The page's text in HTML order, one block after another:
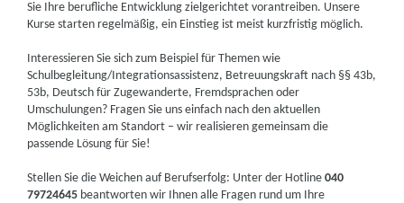
Sie Ihre berufliche Entwicklung zielgerichtet vorantreiben. Unsere
Kurse starten regelmäßig, ein Einstieg ist meist kurzfristig möglich.
Interessieren Sie sich zum Beispiel für Themen wie
Schulbegleitung/Integrationsassistenz, Betreuungskraft nach §§ 43b,
53b, Deutsch für Zugewanderte, Fremdsprachen oder
Umschulungen? Fragen Sie uns einfach nach den aktuellen
Möglichkeiten am Standort – wir realisieren gemeinsam die
passende Lösung für Sie!
Stellen Sie die Weichen auf Berufserfolg: Unter der Hotline040
79724645 beantworten wir Ihnen alle Fragen rund um Ihre